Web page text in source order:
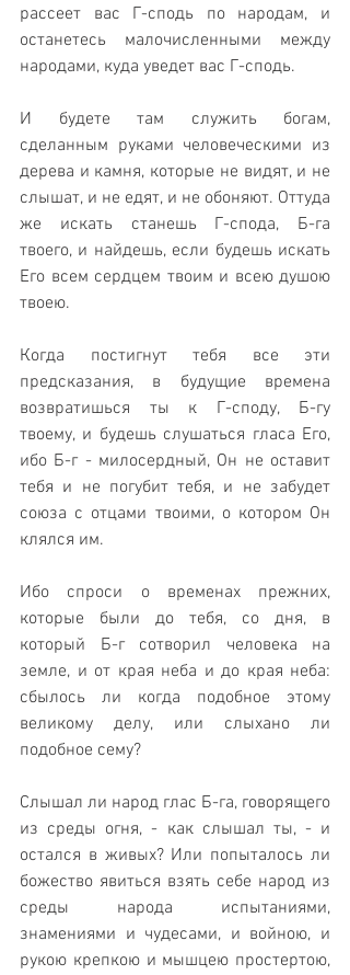
рассеет вас Г-сподь по народам, и
останетесь малочисленными между
народами, куда уведет вас Г-сподь.
И будете там служить богам,
сделанным руками человеческими из
дерева и камня, которые не видят, и не
слышат, и не едят, и не обоняют. Оттуда
же искать станешь Г-спода, Б-га
твоего, и найдешь, если будешь искать
Его всем сердцем твоим и всею душою
твоею.
Когда постигнут тебя все эти
предсказания, в будущие времена
возвратишься ты к Г-споду, Б-гу
твоему, и будешь слушаться гласа Его,
ибо Б-г - милосердный, Он не оставит
тебя и не погубит тебя, и не забудет
союза с отцами твоими, о котором Он
клялся им.
Ибо спроси о временах прежних,
которые были до тебя, со дня, в
который Б-г сотворил человека на
земле, и от края неба и до края неба:
сбылось ли когда подобное этому
великому делу, или слыхано ли
подобное сему?
Слышал ли народ глас Б-га, говорящего
из среды огня, - как слышал ты, - и
остался в живых? Или попыталось ли
божество явиться взять себе народ из
среды народа испытаниями,
знамениями и чудесами, и войною, и
рукою крепкою и мышцею простертою,